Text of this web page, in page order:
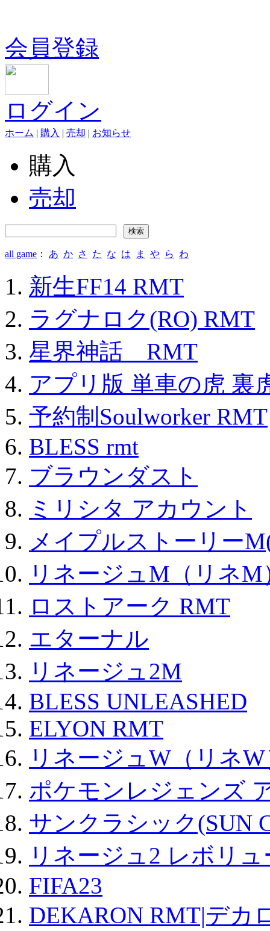
会員登録
ログイン
ホーム | 購入 | 売却 | お知らせ
購入
売却
all game ： あ か さ た な は ま や ら わ
新生FF14 RMT
ラグナロク(RO) RMT
星界神話 RMT
アプリ版 単車の虎 裏
予約制Soulworker RMT
BLESS rmt
ブラウンダスト
ミリシタ アカウント
メイプルストーリー
リネージュM（リネM
ロストアーク RMT
エターナル
リネージュ2M
BLESS UNLEASHED
ELYON RMT
リネージュW（リネ
ポケモンレジェンズ
サンクラシック(SUN
リネージュ2 レボリ
FIFA23
DEKARON RMT|デカ